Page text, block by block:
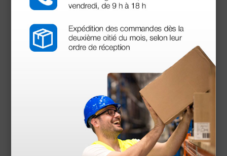
Pulsioxímetro Oxy-50 - Monitorización continua
con alarmas y conexión USB
114,00 €
1 ud.